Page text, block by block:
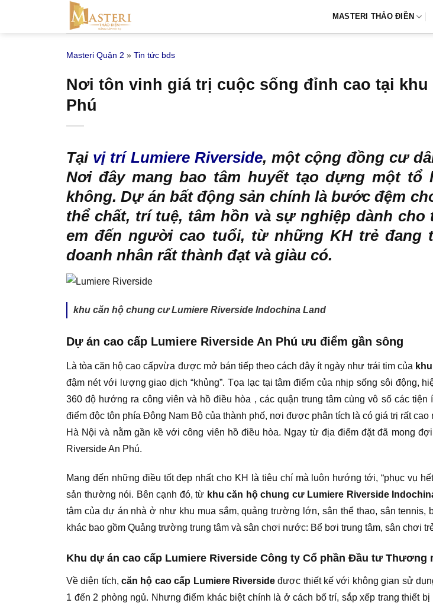
MASTERI THẢO ĐIỀN
Masteri Quận 2 » Tin tức bds
Nơi tôn vinh giá trị cuộc sống đỉnh cao tại
Phú
Tại vị trí Lumiere Riverside, một cộng đồng cư
Nơi đây mang bao tâm huyết tạo dựng một
không. Dự án bất động sản chính là bước đệm
thể chất, trí tuệ, tâm hồn và sự nghiệp dành
em đến người cao tuổi, từ những KH trẻ đang
doanh nhân rất thành đạt và giàu có.
khu căn hộ chung cư Lumiere Riverside Indochina Land
Dự án cao cấp Lumiere Riverside An Phú ưu điểm gần sông
Là tòa căn hộ cao cấpvừa được mở bán tiếp theo cách đây ít ngày như trái tim của
đậm nét với lượng giao dịch “khủng”. Tọa lạc tại tâm điểm của nhịp sống sôi động,
360 độ hướng ra công viên và hồ điều hòa , các quận trung tâm cùng vô số các tiện
điểm độc tôn phía Đông Nam Bộ của thành phố, nơi được phân tích là có giá trị rất
Hà Nội và nằm gần kề với công viên hồ điều hòa. Ngay từ địa điểm đặt đã mong
Riverside An Phú.
Mang đến những điều tốt đẹp nhất cho KH là tiêu chí mà luôn hướng tới, “phục vụ
sản thường nói. Bên cạnh đó, từ khu căn hộ chung cư Lumiere Riverside
tâm của dự án nhà ở như khu mua sắm, quảng trường lớn, sân thể thao, sân
khác bao gồm Quảng trường trung tâm và sân chơi nước: Bể bơi trung tâm, sân chơi
Khu dự án cao cấp Lumiere Riverside Công ty Cổ phần Đầu tư
Về diện tích,căn hộ cao cấp Lumiere Riversideđược thiết kế với không gian sử
1 đến 2 phòng ngủ. Nhưng điểm khác biệt chính là ở cách bố trí, sắp xếp trang thiết